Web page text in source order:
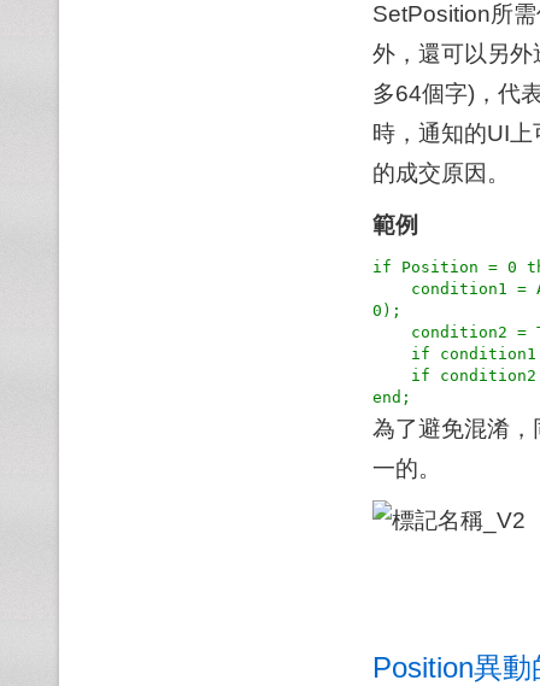
SetPosition所
外，還可以另
多64個字)，代
時，通知的UI
的成交原因。
範例
if Position = 0
0);
為了避免混淆
一的。
Position異